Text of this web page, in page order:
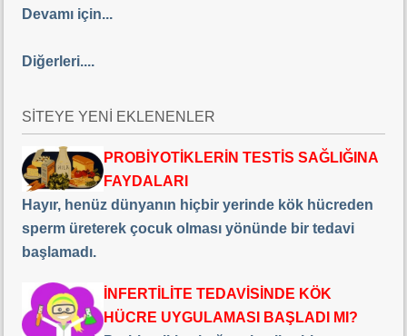
Devamı için...
Diğerleri....
SİTEYE YENİ EKLENENLER
PROBİYOTİKLERİN TESTİS SAĞLIĞINA
FAYDALARI
Hayır, henüz dünyanın hiçbir yerinde kök hücreden
sperm üreterek çocuk olması yönünde bir tedavi
başlamadı.
İNFERTİLİTE TEDAVİSİNDE KÖK
HÜCRE UYGULAMASI BAŞLADI MI?